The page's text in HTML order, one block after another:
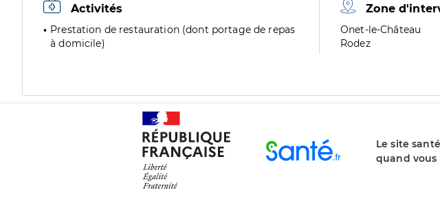
Activités
Prestation de restauration (dont portage de repas
à domicile)
Zone
Zone
de
Onet-le-Château
Zone
Rodez
Le site
quand vous